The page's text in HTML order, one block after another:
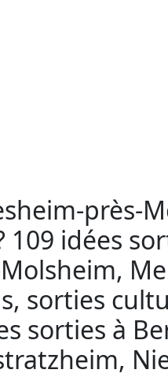
près-
idées
sorties
sorties à